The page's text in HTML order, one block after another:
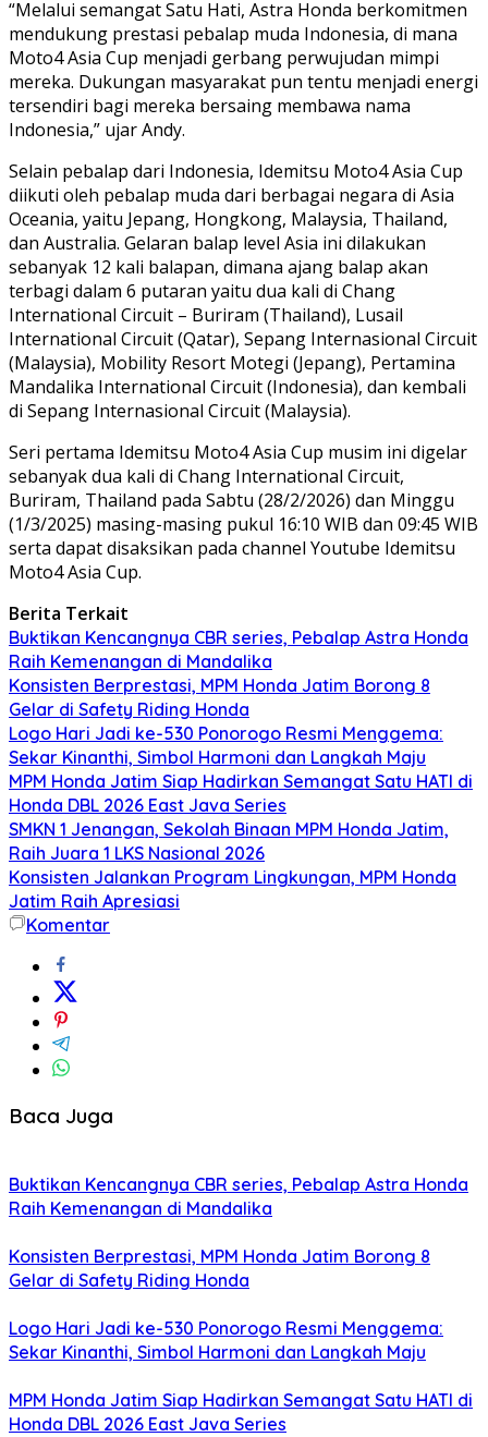
“Melalui semangat Satu Hati, Astra Honda berkomitmen
mendukung prestasi pebalap muda Indonesia, di mana
Moto4 Asia Cup menjadi gerbang perwujudan mimpi
mereka. Dukungan masyarakat pun tentu menjadi energi
tersendiri bagi mereka bersaing membawa nama
Indonesia,” ujar Andy.
Selain pebalap dari Indonesia, Idemitsu Moto4 Asia Cup
diikuti oleh pebalap muda dari berbagai negara di Asia
Oceania, yaitu Jepang, Hongkong, Malaysia, Thailand,
dan Australia. Gelaran balap level Asia ini dilakukan
sebanyak 12 kali balapan, dimana ajang balap akan
terbagi dalam 6 putaran yaitu dua kali di Chang
International Circuit – Buriram (Thailand), Lusail
International Circuit (Qatar), Sepang Internasional Circuit
(Malaysia), Mobility Resort Motegi (Jepang), Pertamina
Mandalika International Circuit (Indonesia), dan kembali
di Sepang Internasional Circuit (Malaysia).
Seri pertama Idemitsu Moto4 Asia Cup musim ini digelar
sebanyak dua kali di Chang International Circuit,
Buriram, Thailand pada Sabtu (28/2/2026) dan Minggu
(1/3/2025) masing-masing pukul 16:10 WIB dan 09:45 WIB
serta dapat disaksikan pada channel Youtube Idemitsu
Moto4 Asia Cup.
Berita Terkait
Buktikan Kencangnya CBR series, Pebalap Astra Honda
Raih Kemenangan di Mandalika
Konsisten Berprestasi, MPM Honda Jatim Borong 8
Gelar di Safety Riding Honda
Logo Hari Jadi ke-530 Ponorogo Resmi Menggema:
Sekar Kinanthi, Simbol Harmoni dan Langkah Maju
MPM Honda Jatim Siap Hadirkan Semangat Satu HATI di
Honda DBL 2026 East Java Series
SMKN 1 Jenangan, Sekolah Binaan MPM Honda Jatim,
Raih Juara 1 LKS Nasional 2026
Konsisten Jalankan Program Lingkungan, MPM Honda
Jatim Raih Apresiasi
Komentar
Baca Juga
Buktikan Kencangnya CBR series, Pebalap Astra Honda
Raih Kemenangan di Mandalika
Konsisten Berprestasi, MPM Honda Jatim Borong 8
Gelar di Safety Riding Honda
Logo Hari Jadi ke-530 Ponorogo Resmi Menggema:
Sekar Kinanthi, Simbol Harmoni dan Langkah Maju
MPM Honda Jatim Siap Hadirkan Semangat Satu HATI di
Honda DBL 2026 East Java Series